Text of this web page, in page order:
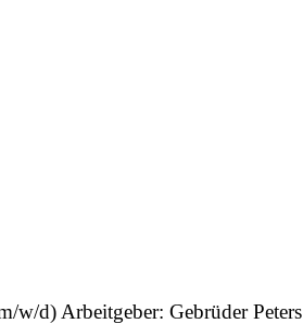
w/d) Arbeitgeber: Gebrüder Peters